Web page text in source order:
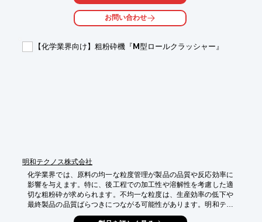
・薬品への高い耐性
お問い合わせ
【化学業界向け】粗粉砕機『M型ロールクラッシャー』
明和テクノス株式会社
化学業界では、原料の均一な粒度管理が製品の品質や反応効率に
影響を与えます。特に、後工程での加工性や溶解性を考慮した適
切な粗粉砕が求められます。不均一な粒度は、生産効率の低下や
最終製品の品質ばらつきにつながる可能性があります。明和テク
ノスの『M型ロールクラッシャー』は、刃の形状やロールクリア